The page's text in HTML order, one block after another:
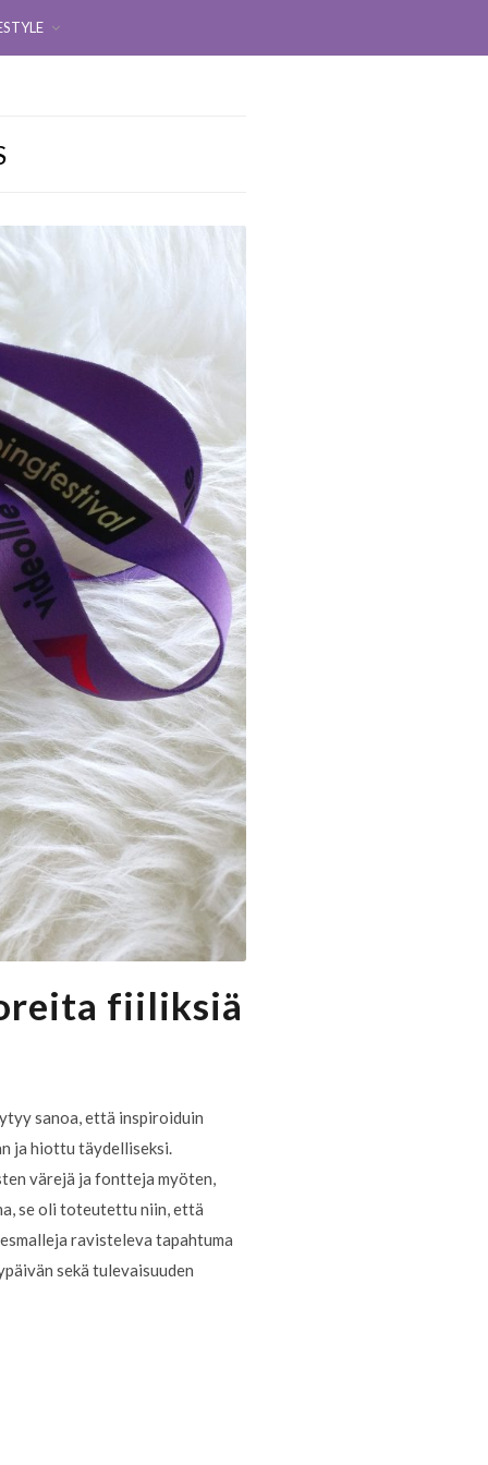
fiiliksiä
sanoa, että inspiroiduin
ja hiottu täydelliseksi.
värejä ja fontteja myöten,
se oli toteutettu niin, että
ravisteleva tapahtuma
sekä tulevaisuuden